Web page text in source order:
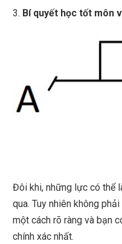
Bí quyết học tốt môn
Đôi khi, những lực có thể
qua. Tuy nhiên không
một cách rõ ràng và bạn
chính xác nhất.